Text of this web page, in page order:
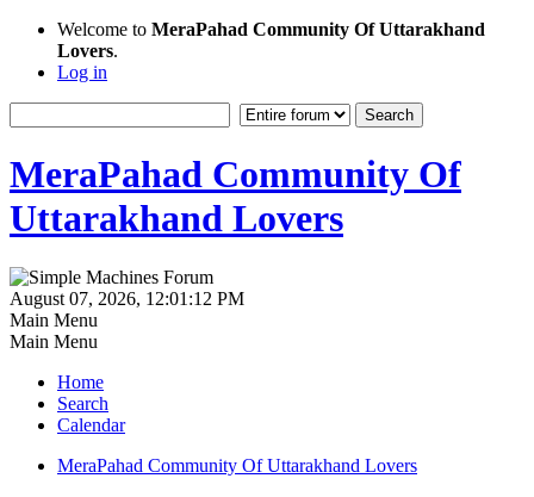
Welcome to MeraPahad Community Of Uttarakhand
Lovers.
Log in
MeraPahad Community Of
Uttarakhand Lovers
August 07, 2026, 12:01:12 PM
Main Menu
Main Menu
Home
Search
Calendar
MeraPahad Community Of Uttarakhand Lovers